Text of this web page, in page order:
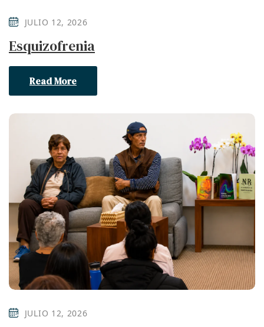
JULIO 12, 2026
Esquizofrenia
Read More
JULIO 12, 2026